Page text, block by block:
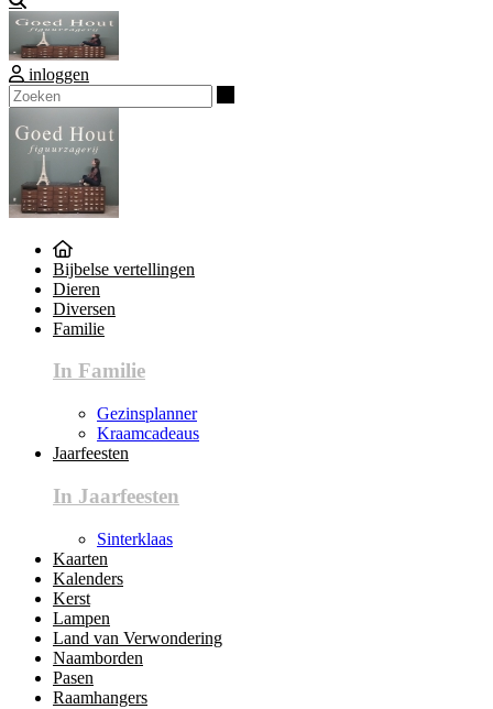
inloggen
Bijbelse vertellingen
Dieren
Diversen
Familie
In Familie
Gezinsplanner
Kraamcadeaus
Jaarfeesten
In Jaarfeesten
Sinterklaas
Kaarten
Kalenders
Kerst
Lampen
Land van Verwondering
Naamborden
Pasen
Raamhangers